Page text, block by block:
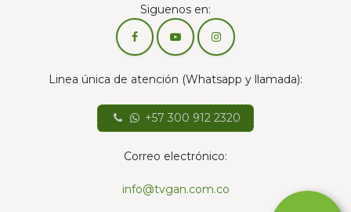
Siguenos en:
Linea única de atención (Whatsapp y llamada):
+57 300 912 2320
Correo electrónico:
info@tvgan.com.co